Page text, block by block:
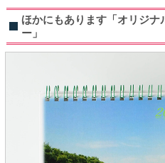
ほかにもあります「オリジナ
ー」